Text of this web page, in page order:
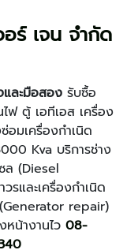
ร์ เจน จำกัด
และมือสอง รับซื้อ
ฟ ตู้ เอทีเอส เครื่อง
อมเครื่องกำเนิด
Kva บริการช่าง
ล (Diesel
และเครื่องกำเนิด
repair)
น้างานไว 08-